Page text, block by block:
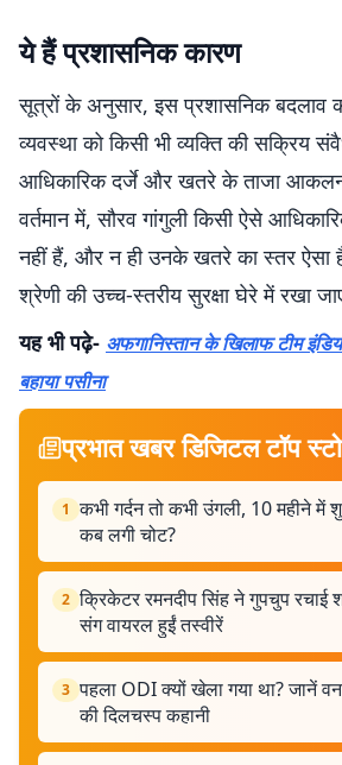
ये हैं प्रशासनिक कारण
सूत्रों के अनुसार, इस प्रशासनिक बदलाव
व्यवस्था को किसी भी व्यक्ति की सक्रिय
आधिकारिक दर्जे और खतरे के ताजा
वर्तमान में, सौरव गांगुली किसी ऐसे
नहीं हैं, और न ही उनके खतरे का स्तर ऐसा
श्रेणी की उच्च-स्तरीय सुरक्षा घेरे में रखा
यह भी पढ़े- अफगानिस्तान के खिलाफ टीम
बहाया पसीना
प्रभात खबर डिजिटल टॉप
1 कभी गर्दन तो कभी उंगली, 10 महीने में
कब लगी चोट?
2 क्रिकेटर रमनदीप सिंह ने गुपचुप रचाई
संग वायरल हुईं तस्वीरें
3 पहला ODI क्यों खेला गया था? जानें
की दिलचस्प कहानी